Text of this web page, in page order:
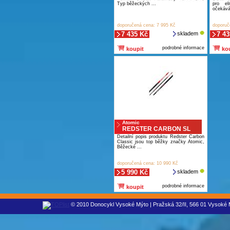
Typ běžeckých ...
doporučená cena: 7 995 Kč
7 435 Kč skladem
koupit podrobné informace
pro
7
Atomic
REDSTER CARBON SL
Detailní popis produktu Redster Carbon
Classic jsou top běžky značky Atomic,
Běžecké ...
doporučená cena: 10 990 Kč
5 990 Kč skladem
koupit podrobné informace
© 2010 Donocykl Vysoké Mýto | Pražská 32/II, 566 01 Vysoké